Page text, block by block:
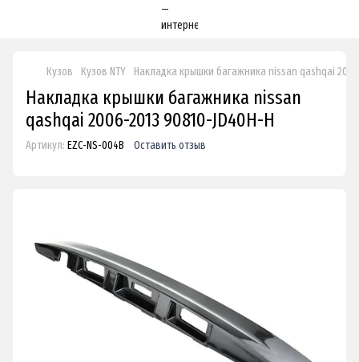
Кузов Кузов NTY Накладка крышки багажника nissan qashqai
Накладка крышки багажника nissan
qashqai 2006-2013 90810-JD40H-H
Артикул: EZC-NS-004B Оставить отзыв